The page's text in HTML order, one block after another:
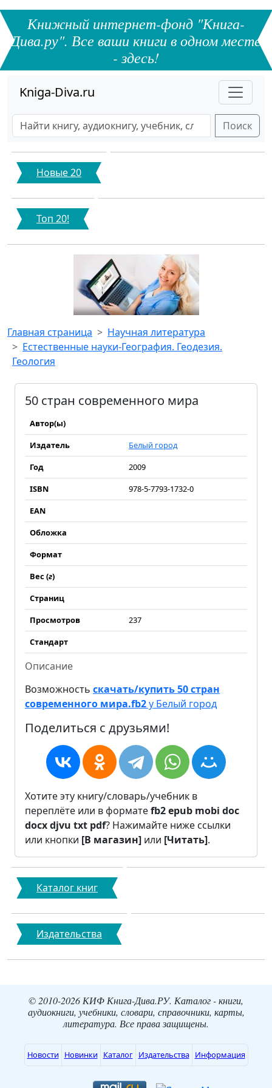
Книжный интернет-фонд "Книга-
Дива.ру". Все ваши книги в одном месте
- здесь!
Kniga-Diva.ru
Поиск
Новые 20
Топ 20!
Главная страница
Научная литература
Естественные науки-География. Геодезия.
Геология
50 стран современного мира
Автор(ы)
Издатель
Белый город
Год
2009
ISBN
978-5-7793-1732-0
EAN
Обложка
Формат
Вес (г)
Страниц
Просмотров
237
Стандарт
Описание
Возможность скачать/купить 50 стран
современного мира.fb2у Белый город
Поделиться с друзьями!
Хотите эту книгу/словарь/учебник в
переплёте или в форматеfb2epub mobi doc
docxdjvu txt pdf? Нажимайте ниже ссылки
или кнопки [В магазин] или [Читать].
Каталог книг
Издательства
© 2010-2026 КИФ Книга-Дива.РУ. Каталог - книги,
аудиокниги, учебники, словари, справочники, карты,
литература. Все права защищены.
Новости Новинки Каталог Издательства Информация